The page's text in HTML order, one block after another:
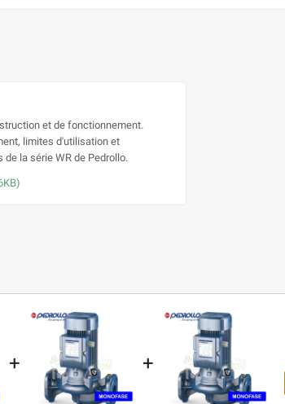
et de fonctionnement.
limites d'utilisation et
la série WR de Pedrollo.
+ +